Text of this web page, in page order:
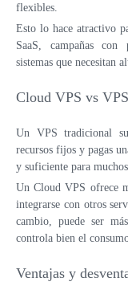
flexibles.
Esto lo hace atractivo
SaaS, campañas con
sistemas que necesitan
Cloud VPS vs
Un VPS tradicional
recursos fijos y pagas
y suficiente para
Un Cloud VPS ofrece
integrarse con otros
cambio, puede ser
controla bien el
Ventajas y